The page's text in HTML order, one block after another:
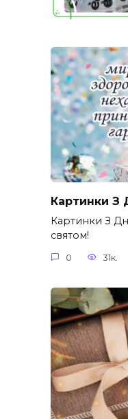
Картинки З
Картинки З
святом!
0 31к.